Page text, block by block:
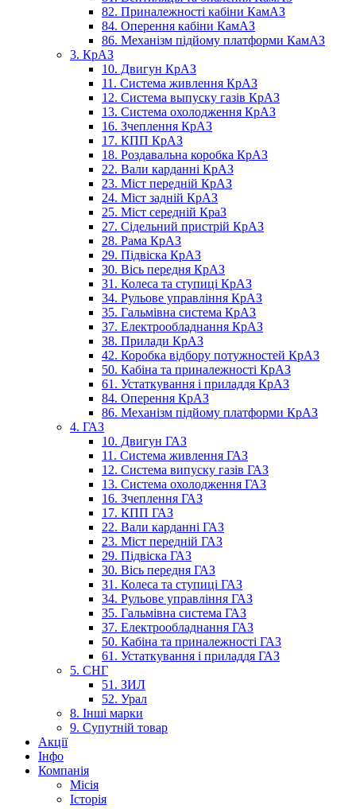
82. Приналежності кабіни КамАЗ
84. Оперення кабіни КамАЗ
86. Механізм підйому платформи КамАЗ
3. КрАЗ
10. Двигун КрАЗ
11. Система живлення КрАЗ
12. Система выпуску газів КрАЗ
13. Система охолодження КрАЗ
16. Зчеплення КрАЗ
17. КПП КрАЗ
18. Роздавальна коробка КрАЗ
22. Вали карданні КрАЗ
23. Міст передній КрАЗ
24. Міст задній КрАЗ
25. Міст середній КраЗ
27. Сідельний пристрій КрАЗ
28. Рама КрАЗ
29. Підвіска КрАЗ
30. Вісь передня КрАЗ
31. Колеса та ступиці КрАЗ
34. Рульове управління КрАЗ
35. Гальмівна система КрАЗ
37. Електрообладнання КрАЗ
38. Прилади КрАЗ
42. Коробка відбору потужностей КрАЗ
50. Кабіна та приналежності КрАЗ
61. Устаткування і приладдя КрАЗ
84. Оперення КрАЗ
86. Механізм підйому платформи КрАЗ
4. ГАЗ
10. Двигун ГАЗ
11. Система живлення ГАЗ
12. Система випуску газів ГАЗ
13. Система охолодження ГАЗ
16. Зчеплення ГАЗ
17. КПП ГАЗ
22. Вали карданні ГАЗ
23. Міст передній ГАЗ
29. Підвіска ГАЗ
30. Вісь передня ГАЗ
31. Колеса та ступиці ГАЗ
34. Рульове управління ГАЗ
35. Гальмівна система ГАЗ
37. Електрообладнання ГАЗ
50. Кабіна та приналежності ГАЗ
61. Устаткування і приладдя ГАЗ
5. СНГ
51. ЗИЛ
52. Урал
8. Інші марки
9. Супутній товар
Акції
Інфо
Компанія
Місія
Історія